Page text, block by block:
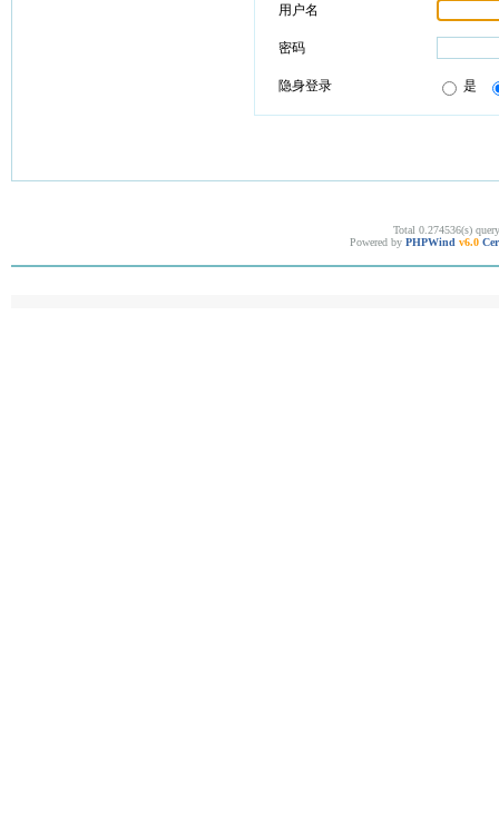
用户名
密码
隐身登录 是
Total 0.274536(s)
Powered by PHPWind v6.0